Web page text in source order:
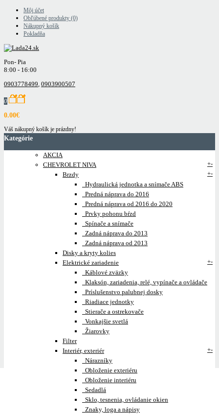
Môj účet
Obľúbené produkty (0)
Nákupný košík
Pokladňa
Pon- Pia
8:00 - 16:00
0903778499, 0903900507
0
0.00€
Váš nákupný košík je prázdny!
Kategórie
AKCIA
CHEVROLET NIVA
+-
Brzdy
+-
Hydraulická jednotka a snímače ABS
Predná náprava do 2016
Predná náprava od 2016 do 2020
Prvky pohonu bŕzd
Spínače a snímače
Zadná náprava do 2013
Zadná náprava od 2013
Disky a kryty kolies
Elektrické zariadenie
+-
Káblové zväzky
Klaksón, zariadenia, relé, vypínače a ovládače
Príslušenstvo palubnej dosky
Riadiace jednotky
Stierače a ostrekovače
Vonkajšie svetlá
Žiarovky
Filter
Interiér, exteriér
+-
Nárazníky
Obloženie exteriéru
Obloženie interiéru
Sedadlá
Sklo, tesnenia, ovládanie okien
Znaky, loga a nápisy